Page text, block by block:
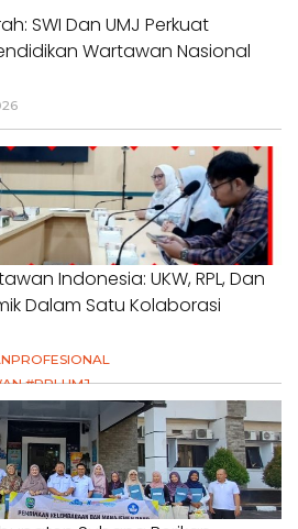
SWI Dan UMJ Perkuat
Wartawan Nasional
Indonesia: UKW, RPL, Dan
Dalam Satu Kolaborasi
#RPLUMJ
#SWINASIONAL #SWIJABAR